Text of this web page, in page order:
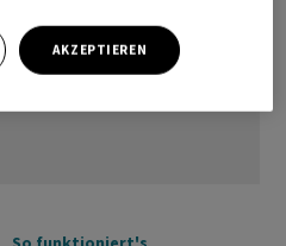
AKZEPTIEREN